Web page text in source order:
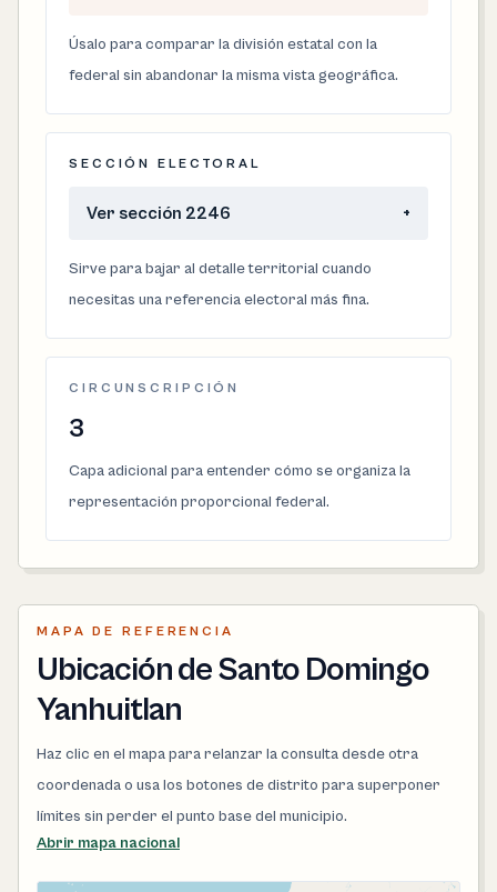
Úsalo para comparar la división estatal con la
federal sin abandonar la misma vista geográfica.
SECCIÓN ELECTORAL
Ver sección 2246 +
Sirve para bajar al detalle territorial cuando
necesitas una referencia electoral más fina.
CIRCUNSCRIPCIÓN
3
Capa adicional para entender cómo se organiza la
representación proporcional federal.
MAPA DE REFERENCIA
Ubicación de Santo Domingo
Yanhuitlan
Haz clic en el mapa para relanzar la consulta desde otra
coordenada o usa los botones de distrito para superponer
límites sin perder el punto base del municipio.
Abrir mapa nacional